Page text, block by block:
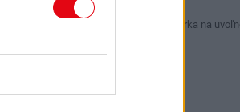
výkon
Vstavaná odpadová stierka na